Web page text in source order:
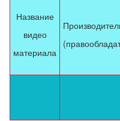
Название
видео
материала